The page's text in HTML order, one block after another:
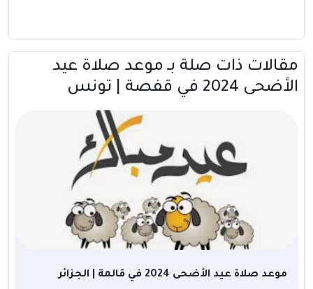
مقالات ذات صلة بــ موعد صلاة عيد
الأضحى 2024 في قفصة | تونس
موعد صلاة عيد الأضحى 2024 في قالمة | الجزائر